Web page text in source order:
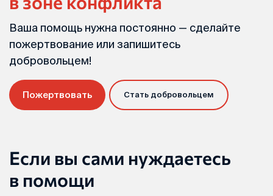
Ваша помощь нужна постоянно — сделайте
пожертвование или запишитесь
добровольцем!
Пожертвовать Стать добровольцем
Если вы сами нуждаетесь
в помощи